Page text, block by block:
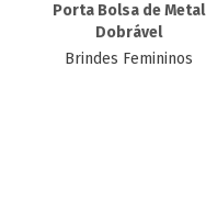
Porta Bolsa de Metal
Dobrável
Brindes Femininos